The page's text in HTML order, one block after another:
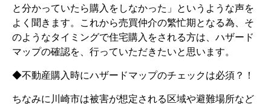
と分かっていたら購入をしなかった」というような声を
よく聞きます。これから売買仲介の繁忙期となる為、そ
のようなタイミングで住宅購入をされる方は、ハザード
マップの確認を、行っていただきたいと思います。
◆不動産購入時にハザードマップのチェックは必須？！
ちなみに川崎市は被害が想定される区域や避難場所など